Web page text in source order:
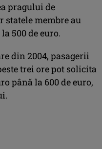
pragului de
statele membre au
500 de euro.
din 2004, pasagerii
trei ore pot solicita
până la 600 de euro,